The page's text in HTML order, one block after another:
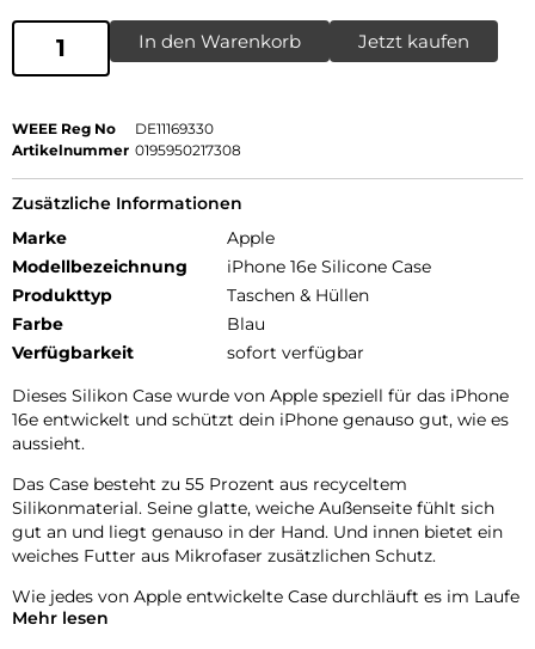
In den Warenkorb Jetzt kaufen
WEEE Reg No
DE11169330
Artikelnummer 0195950217308
Zusätzliche Informationen
Marke
Apple
Modellbezeichnung
iPhone 16e Silicone Case
Produkttyp
Taschen & Hüllen
Farbe
Blau
Verfügbarkeit
sofort verfügbar
Dieses Silikon Case wurde von Apple speziell für das iPhone
16e entwickelt und schützt dein iPhone genauso gut, wie es
aussieht.
Das Case besteht zu 55 Prozent aus recyceltem
Silikonmaterial. Seine glatte, weiche Außenseite fühlt sich
gut an und liegt genauso in der Hand. Und innen bietet ein
weiches Futter aus Mikrofaser zusätzlichen Schutz.
Wie jedes von Apple entwickelte Case durchläuft es im Laufe
des Design und Fertigungsprozesses Tausende von
Mehr lesen